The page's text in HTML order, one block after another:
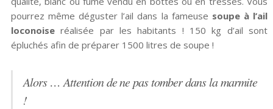
pourrez même déguster l’ail dans la fameuse soupe à l’ail
loconoiseréalisée par les habitants ! 150 kg d’ail sont
épluchés afin de préparer 1500 litres de soupe !
Alors … Attention de ne pas tomber dans la marmite
!